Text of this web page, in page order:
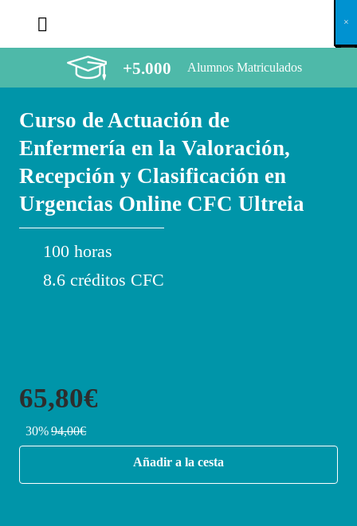
+5.000 Alumnos Matriculados
Curso de Actuación de
Enfermería en la Valoración,
Recepción y Clasificación en
Urgencias Online CFC Ultreia
100 horas
8.6 créditos CFC
65,80€
30%94,00€
Añadir a la cesta
X
×
×
×
×
×
×
×
×
×
×
×
×
×
×
×
×
×
×
×
×
×
×
×
×
×
×
×
×
×
×
×
×
×
×
×
×
×
×
×
×
×
×
×
×
×
×
×
×
×
×
×
×
×
×
×
×
×
×
×
×
×
×
×
×
×
×
×
×
×
×
×
×
×
×
×
×
×
×
×
×
×
×
×
×
×
×
×
×
×
×
×
×
×
×
×
×
×
×
×
×
×
×
×
×
×
×
×
×
×
×
×
×
×
×
×
×
×
×
×
×
×
×
×
×
×
×
×
×
×
×
×
×
×
×
×
×
×
×
×
×
×
×
×
×
×
×
×
×
×
×
×
×
×
×
×
×
×
×
×
×
×
×
×
×
×
×
×
×
×
×
×
×
×
×
×
×
×
×
×
×
×
×
×
×
×
×
×
×
×
×
×
×
×
×
×
×
×
×
×
×
×
×
×
×
×
×
×
×
×
×
×
×
×
×
×
×